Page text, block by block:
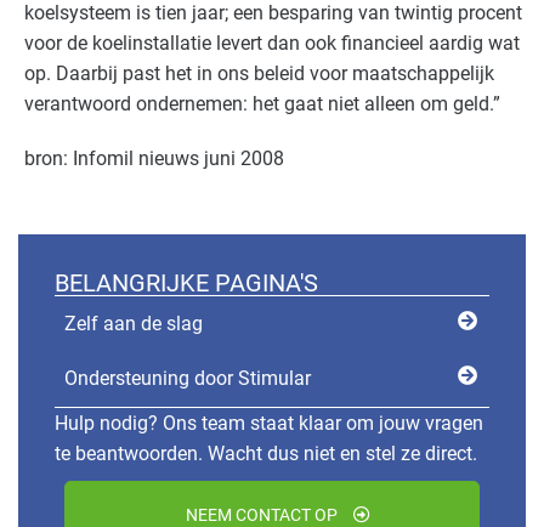
koelsysteem is tien jaar; een besparing van twintig procent
voor de koelinstallatie levert dan ook financieel aardig wat
op. Daarbij past het in ons beleid voor maatschappelijk
verantwoord ondernemen: het gaat niet alleen om geld.”
bron: Infomil nieuws juni 2008
BELANGRIJKE PAGINA'S
Zelf aan de slag
Ondersteuning door Stimular
Hulp nodig? Ons team staat klaar om jouw vragen
te beantwoorden. Wacht dus niet en stel ze direct.
NEEM CONTACT OP